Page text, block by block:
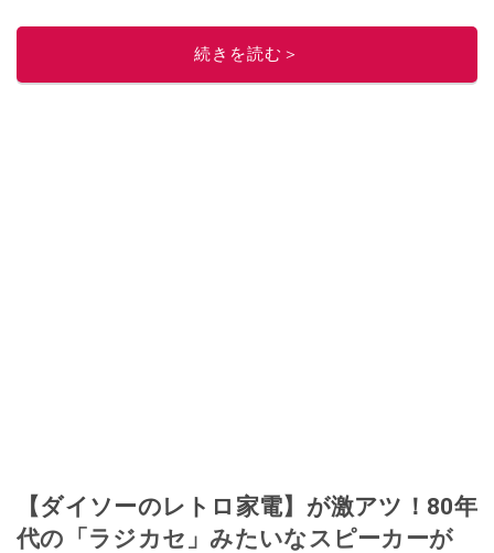
このイチオシストの他の記事を読む
続きを読む＞
【ダイソーのレトロ家電】が激アツ！80年
代の「ラジカセ」みたいなスピーカーが